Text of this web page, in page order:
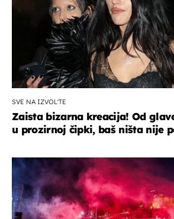
SVE NA IZVOL'TE
Zaista bizarna kreacija! Od
u prozirnoj čipki, baš ništa nije